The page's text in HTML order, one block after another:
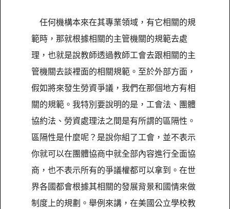
任何機構本來在其專業領域，有它相關的規
範時，那就根據相關的主管機關的規範去處
理，也就是說教師透過教師工會去跟相關的主
管機關去談裡面的相關規範。至於外部方面，
假如將來發生勞資爭議，我們在那個地方有相
關的規範。我特別要說明的是，工會法、團體
協約法、勞資處理法之間是有所謂的區隔性。
區隔性是什麼呢？是說你組了工會，並不表示
你就可以在團體協商中就全部內容進行全面協
商，也不表示所有的爭議權都可以拿到。在世
界各國都會根據其相關的發展背景和國情來做
制度上的規劃。舉例來講，在美國公立學校教